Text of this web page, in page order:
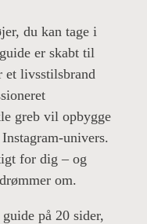
du kan tage i
er skabt til
et livsstilsbrand
greb vil opbygge
univers.
for dig – og
om.
på 20 sider,